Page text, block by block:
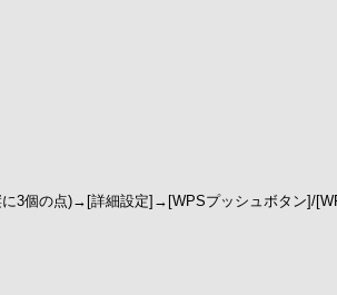
3個の点)→[詳細設定]→[WPSプッシュボタン]/